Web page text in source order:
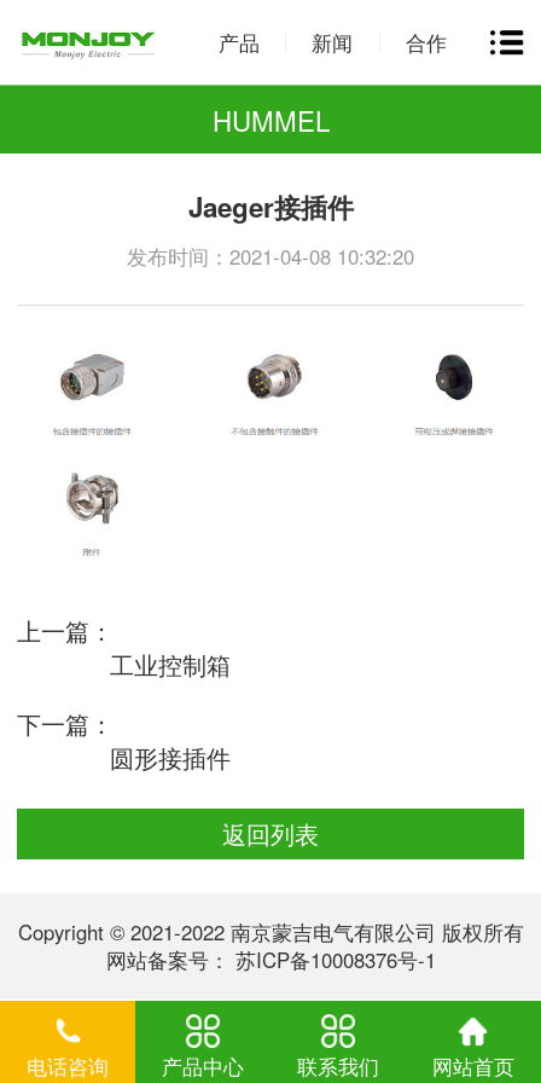
产品 新闻 合作
HUMMEL
Jaeger接插件
发布时间：2021-04-08 10:32:20
上一篇：
工业控制箱
下一篇：
圆形接插件
返回列表
Copyright © 2021-2022 南京蒙吉电气有限公司 版权所有
网站备案号： 苏ICP备10008376号-1
电话咨询 产品中心 联系我们 网站首页